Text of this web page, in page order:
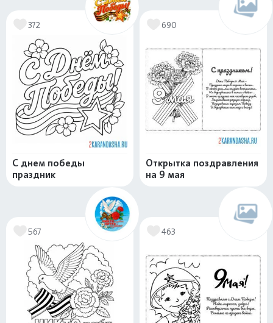
372
С днем победы
праздник
690
Открытка поздравления
на 9 мая
567 463